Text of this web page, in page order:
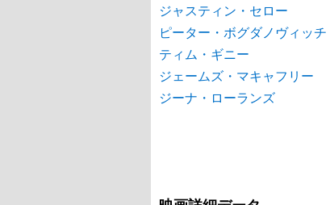
ジャスティン・セロー
ピーター・ボグダノヴィッチ
ティム・ギニー
ジェームズ・マキャフリー
ジーナ・ローランズ